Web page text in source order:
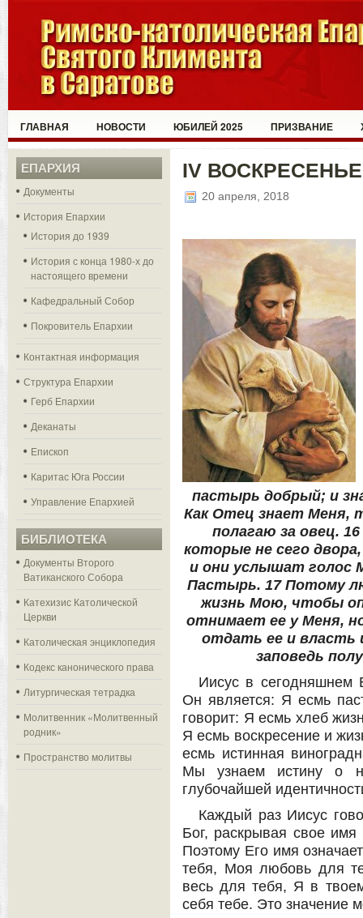
ГЛАВНАЯ НОВОСТИ ЮБИЛЕЙ 2025 ПРИЗВАНИЕ
ЕПАРХИЯ
Документы
История Епархии
История до 1939
История с конца 1980-х до
настоящего времени
Кафедральный Собор
Покровитель Епархии
Контактная информация
Структура Епархии
Герб Епархии
Деканаты
Епископ
Каритас Юга России
Управление Епархией
БИБЛИОТЕКА
Документы Второго
Ватиканского Собора
Катехизис Католической
Церкви
Католическая энциклопедия
Кодекс канонического права
Литургическая тетрадка
Молитвенник «Молитвенный
родник»
Пространство молитвы
IV
20 апреля, 2018
пастырь добрый; и
Как Отец знает Меня,
полагаю за овец.
которые не сего
и они услышат голос
Пастырь. 17 Потому
жизнь Мою, чтобы
отнимает ее у Меня,
отдать ее и
заповедь
Иисус в сегодняшнем
Он является: Я есмь
говорит: Я есмь хлеб
Я есмь воскресение и
есмь истинная
Мы узнаем истину о
глубочайшей
Каждый раз Иисус
Бог, раскрывая свое
Поэтому Его имя
тебя, Моя любовь для
весь для тебя, Я в
себя тебе. Это значение